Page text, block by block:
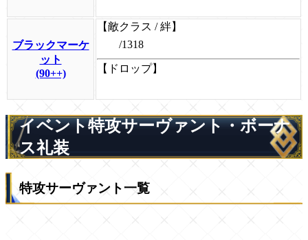
ブラックマーケ
ット
(90++)
【敵クラス / 絆】
/1318
【ドロップ】
イベント特攻サーヴァント・ボーナ
ス礼装
特攻サーヴァント一覧